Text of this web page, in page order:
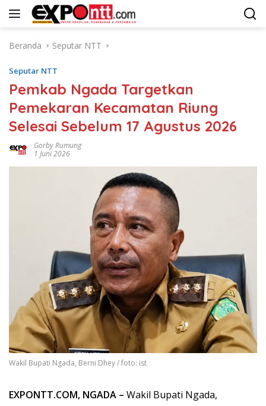
Langsung
Beranda
Seputar NTT
Seputar NTT
Pemkab Ngada Targetkan
Pemekaran Kecamatan Riung
Selesai Sebelum 17 Agustus 2026
Gorby Rumung
1 Juni 2026
Wakil Bupati Ngada, Berni Dhey / foto: ist
EXPONTT.COM, NGADA – Wakil Bupati Ngada,